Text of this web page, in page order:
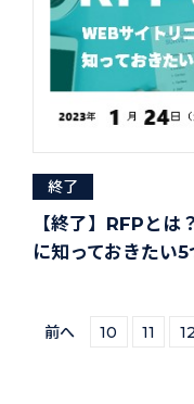
終了
【終了】RFPと
に知っておきたい
前へ 10 11 12